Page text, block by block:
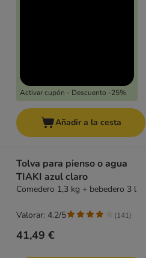
Activar cupón - Descuento -25%
Añadir a la cesta
Tolva para pienso o agua
TIAKI azul claro
Comedero 1,3 kg + bebedero 3 l
41,49 €
Valorar: 4.2/5 (141)